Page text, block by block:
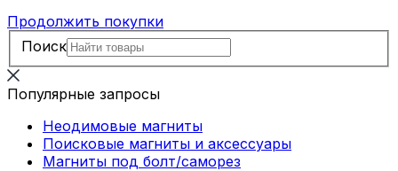
Продолжить покупки
Поиск
Популярные запросы
Неодимовые магниты
Поисковые магниты и аксессуары
Магниты под болт/саморез